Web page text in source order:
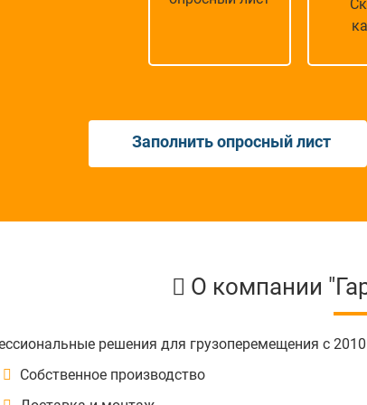
Заполнить опросный лист
О компании
решения для грузоперемещения с 2010
Собственное производство